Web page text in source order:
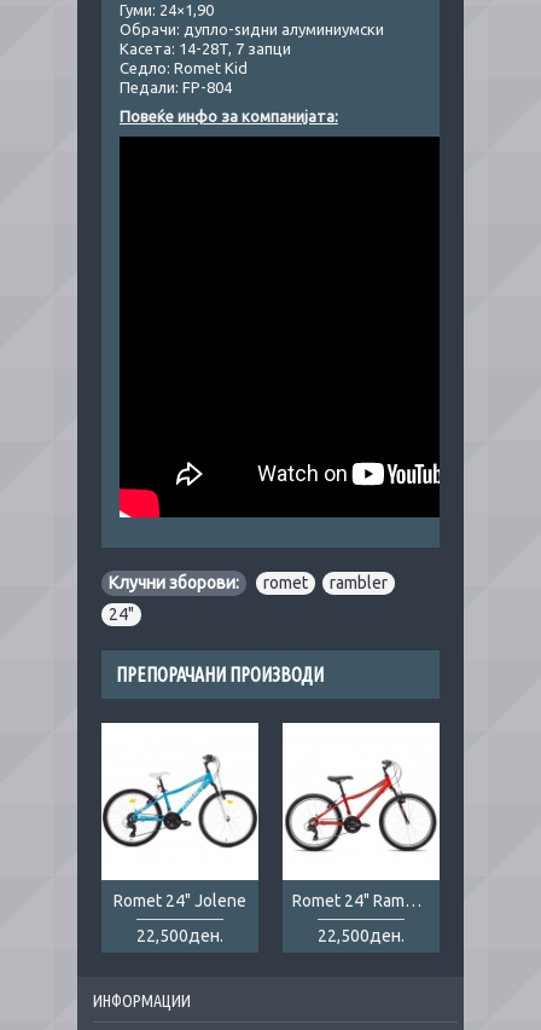
Гуми: 24×1,90
Обрачи: дупло-ѕидни алуминиумски
Касета: 14-28T, 7 запци
Седло: Romet Kid
Педали: FP-804
Повеќе инфо за компанијата:
Клучни зборови: romet rambler
24"
ПРЕПОРАЧАНИ ПРОИЗВОДИ
Romet 24" Jolene
22,500ден.
Romet 24" Rambler red
22,500ден.
ИНФОРМАЦИИ